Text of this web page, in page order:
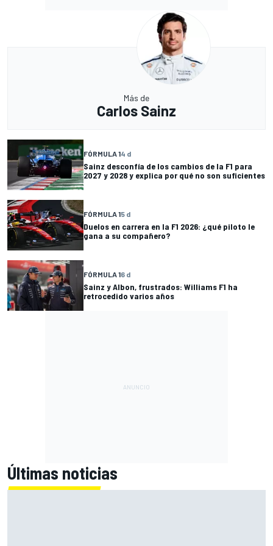
Más de
Carlos Sainz
FÓRMULA 14 d
Sainz desconfía de los cambios de la F1 para
2027 y 2028 y explica por qué no son suficientes
FÓRMULA 15 d
Duelos en carrera en la F1 2026: ¿qué piloto le
gana a su compañero?
FÓRMULA 16 d
Sainz y Albon, frustrados: Williams F1 ha
retrocedido varios años
Últimas noticias